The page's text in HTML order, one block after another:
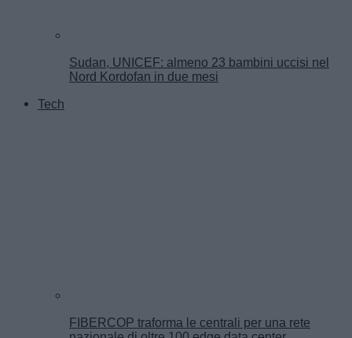
Sudan, UNICEF: almeno 23 bambini uccisi nel
Nord Kordofan in due mesi
Tech
FIBERCOP traforma le centrali per una rete